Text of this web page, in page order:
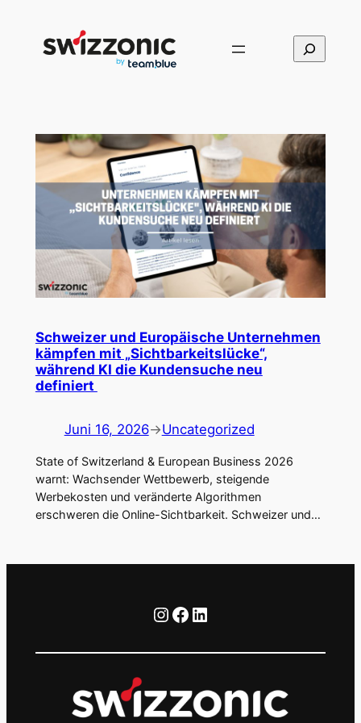
Suchen
Schweizer und Europäische Unternehmen
kämpfen mit „Sichtbarkeitslücke“,
während KI die Kundensuche neu
definiert
Juni 16, 2026→Uncategorized
State of Switzerland & European Business 2026
warnt: Wachsender Wettbewerb, steigende
Werbekosten und veränderte Algorithmen
erschweren die Online-Sichtbarkeit. Schweizer und…
Instagram Facebook LinkedIn